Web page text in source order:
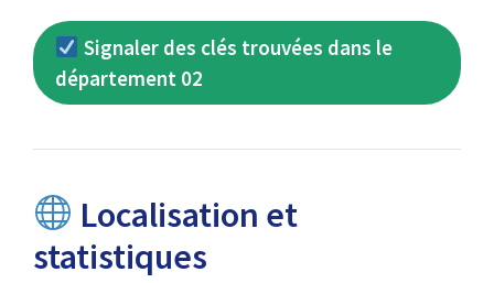
Signaler des clés trouvées dans le
département 02
Localisation et
statistiques